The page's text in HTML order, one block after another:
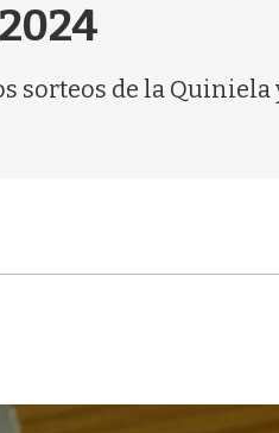
sorteos de la